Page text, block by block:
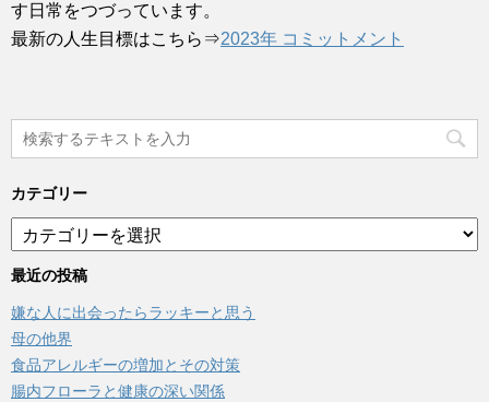
す日常をつづっています。
最新の人生目標はこちら⇒2023年 コミットメント
カテゴリー
テ
ゴ
ー
最近の投稿
嫌な人に出会ったらラッキーと思う
母の他界
食品アレルギーの増加とその対策
腸内フローラと健康の深い関係